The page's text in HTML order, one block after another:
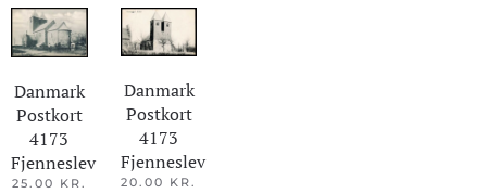
Danmark
Postkort
4173
Fjenneslev
25.00 KR.
Danmark
Postkort
4173
Fjenneslev
20.00 KR.